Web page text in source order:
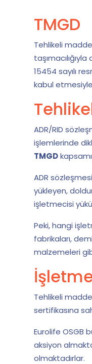
TMGD
Tehlikeli
15454 sayılı
kabul
ADR/RID
işlemlerinde
TMGD
ADR
yükleyen,
işletmecisi
Peki, hangi
fabrikaları,
malzemeleri
Tehlikeli
sertifikasına
Eurolife OSGB
aksiyon
olmaktadırlar.